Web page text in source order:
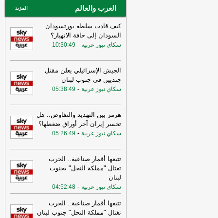
العرب والعالم المزيد
كيف قادت سلطة بورتسودان
السودان إلى حافة الانهيار؟
سكاي نيوز عربية -
10:30:49
الجيش الإسرائيلي يعلن مقتل
جنديين في جنوب لبنان
سكاي نيوز عربية -
05:38:49
هرمز بين التهديد والتفاوض.. هل
تخسر إيران آخر أوراق ضغطها؟
سكاي نيوز عربية -
05:26:49
تتبعها أقمار صناعية.. الحرب
تغتال "مملكة النحل" بجنوب
لبنان
سكاي نيوز عربية -
04:52:48
تتبعها أقمار صناعية.. الحرب
تغتال "مملكة النحل" جنوب لبنان